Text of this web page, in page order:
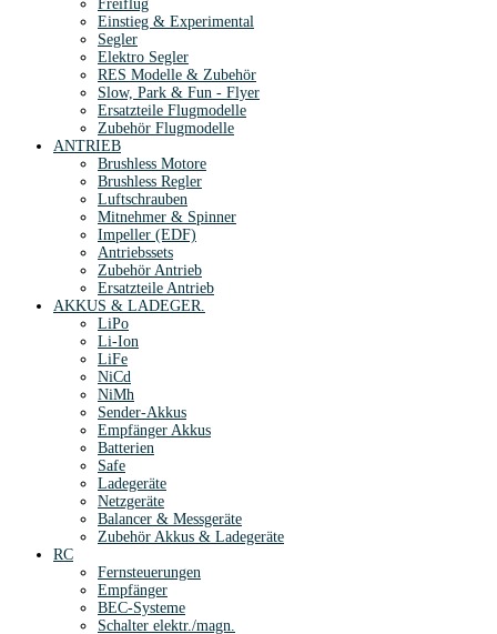
Freiflug
Einstieg & Experimental
Segler
Elektro Segler
RES Modelle & Zubehör
Slow, Park & Fun - Flyer
Ersatzteile Flugmodelle
Zubehör Flugmodelle
ANTRIEB
Brushless Motore
Brushless Regler
Luftschrauben
Mitnehmer & Spinner
Impeller (EDF)
Antriebssets
Zubehör Antrieb
Ersatzteile Antrieb
AKKUS & LADEGER.
LiPo
Li-Ion
LiFe
NiCd
NiMh
Sender-Akkus
Empfänger Akkus
Batterien
Safe
Ladegeräte
Netzgeräte
Balancer & Messgeräte
Zubehör Akkus & Ladegeräte
RC
Fernsteuerungen
Empfänger
BEC-Systeme
Schalter elektr./magn.